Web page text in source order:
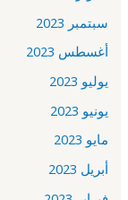
سبتمبر 2023
أغسطس 2023
يوليو 2023
يونيو 2023
مايو 2023
أبريل 2023